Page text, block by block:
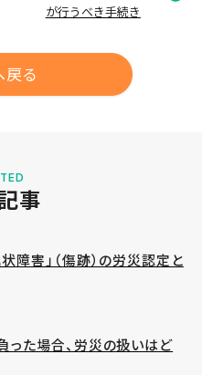
戻る
が行うべき手続き
事
障害」（傷跡）の労災認定と
った場合、労災の扱いはど